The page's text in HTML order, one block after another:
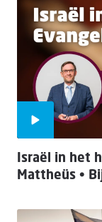
Israël in het
Mattheüs •